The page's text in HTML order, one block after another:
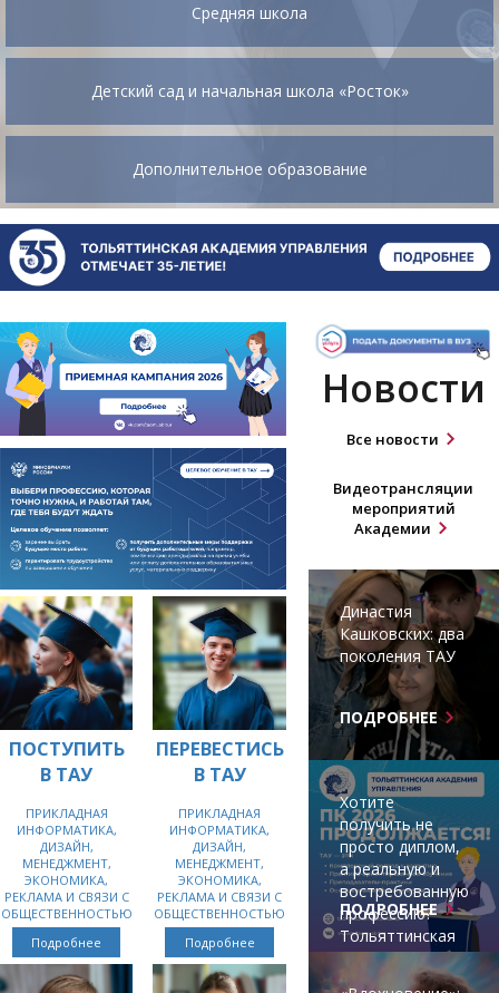
Средняя школа
Детский сад и начальная школа «Росток»
Дополнительное образование
ПОСТУПИТЬ
В ТАУ
ПРИКЛАДНАЯ
ИНФОРМАТИКА,
ДИЗАЙН,
МЕНЕДЖМЕНТ,
ЭКОНОМИКА,
РЕКЛАМА И СВЯЗИ С
ОБЩЕСТВЕННОСТЬЮ
Подробнее
ПЕРЕВЕСТИСЬ
В ТАУ
ПРИКЛАДНАЯ
ИНФОРМАТИКА,
ДИЗАЙН,
МЕНЕДЖМЕНТ,
ЭКОНОМИКА,
РЕКЛАМА И СВЯЗИ С
ОБЩЕСТВЕННОСТЬЮ
Подробнее
Новости
Все новости
Видеотрансляции
мероприятий
Академии
Династия
Кашковских: два
поколения ТАУ
ПОДРОБНЕЕ
Хотите
получить не
просто диплом,
а реальную и
востребованную
профессию?
Тольяттинская
академия
управления —
ПОДРОБНЕЕ